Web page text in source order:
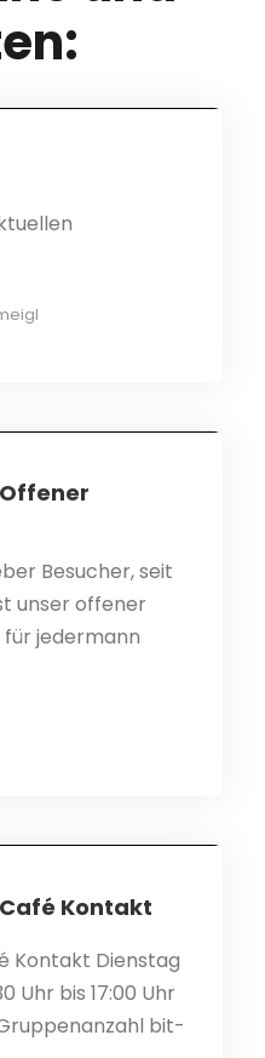
Besucher, seit
unser offe­ner
jeder­mann
Kontakt
Kontakt Diens­tag
Uhr bis 17:00 Uhr
bit­